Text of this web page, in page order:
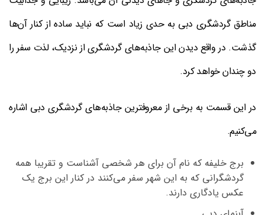
مناطق گردشگری دبی به حدی زیاد است که نباید ساده از کنار آن‌ها
گذشت. در واقع دیدن این جاذبه‌های گردشگری از نزدیک، لذت سفر را
دو چندان خواهد کرد.
در این قسمت به برخی از معروفترين جاذبه‌های گردشگری دبی اشاره
می‌کنیم.
برج خلیفه که نام آن برای هر شخصی آشناست و تقریبا همه
گردشگرانی که به این شهر سفر می‌کنند در کنار این برج یک
عکس یادگاری دارند.